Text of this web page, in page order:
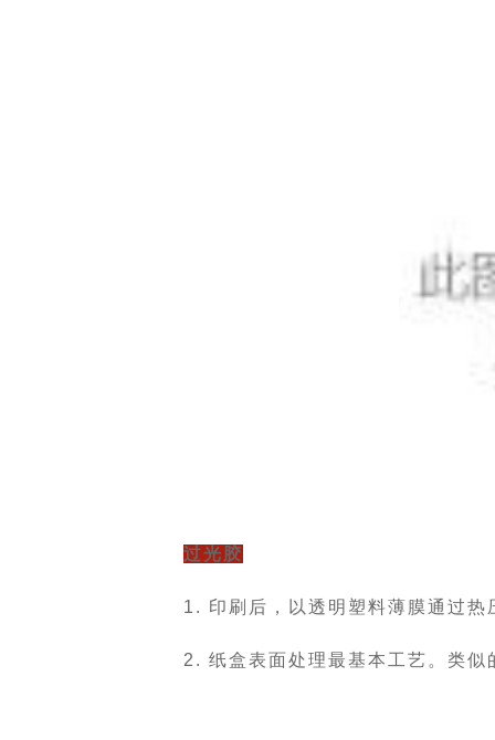
过光胶
1. 印刷后，以透明塑料薄膜通过
2. 纸盒表面处理最基本工艺。类